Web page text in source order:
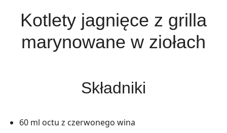
Kotlety jagnięce z grilla
marynowane w ziołach
Składniki
60 ml octu z czerwonego wina